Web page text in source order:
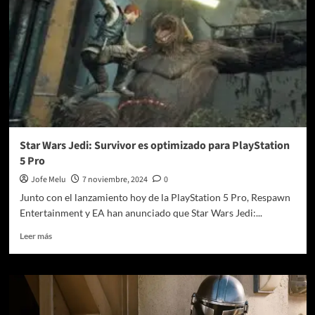
Star Wars Jedi: Survivor es optimizado para PlayStation
5 Pro
Jofe Melu 7 noviembre, 2024
0
Junto con el lanzamiento hoy de la PlayStation 5 Pro, Respawn
Entertainment y EA han anunciado que Star Wars Jedi:...
Leer másLeer
Star
Jedi: